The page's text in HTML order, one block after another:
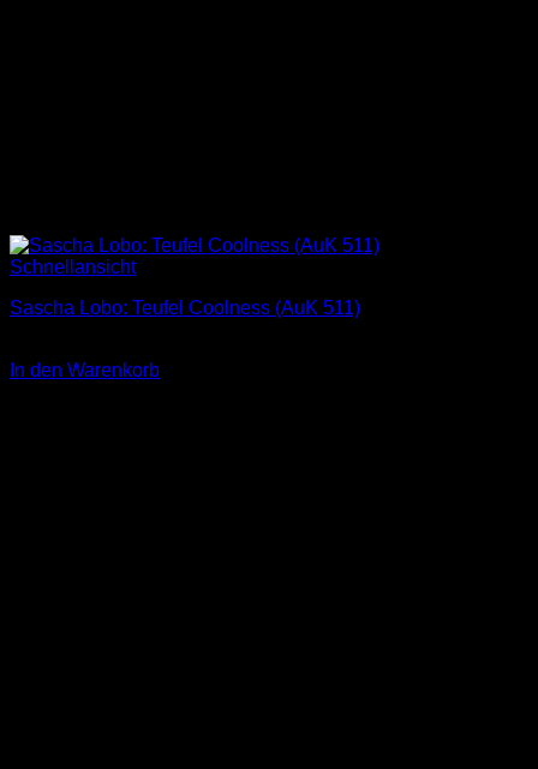
Schnellansicht
Sascha Lobo: Teufel Coolness (AuK 511)
In den Warenkorb